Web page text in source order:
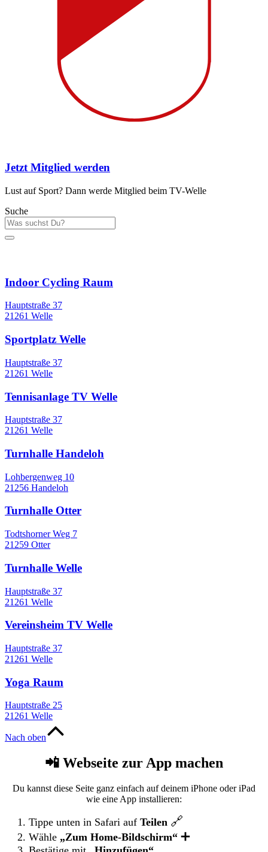
Jetzt Mitglied werden
Lust auf Sport? Dann werde Mitglied beim TV-Welle
Suche
Indoor Cycling Raum
Hauptstraße 37
21261 Welle
Sportplatz Welle
Hauptstraße 37
21261 Welle
Tennisanlage TV Welle
Hauptstraße 37
21261 Welle
Turnhalle Handeloh
Lohbergenweg 10
21256 Handeloh
Turnhalle Otter
Todtshorner Weg 7
21259 Otter
Turnhalle Welle
Hauptstraße 37
21261 Welle
Vereinsheim TV Welle
Hauptstraße 37
21261 Welle
Yoga Raum
Hauptstraße 25
21261 Welle
Nach oben
📲 Webseite zur App machen
Du kannst diese Seite ganz einfach auf deinem iPhone oder iPad
wie eine App installieren:
Tippe unten in Safari auf Teilen 🔗
Wähle „Zum Home-Bildschirm“ ➕